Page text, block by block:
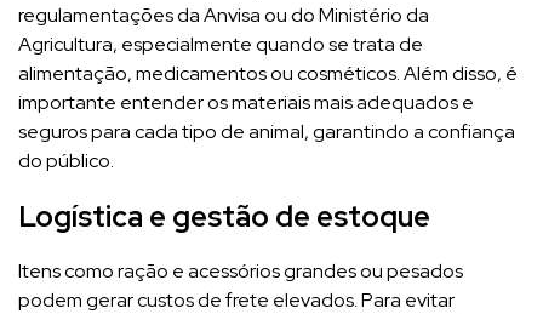
regulamentações da Anvisa ou do Ministério da
Agricultura, especialmente quando se trata de
alimentação, medicamentos ou cosméticos. Além disso, é
importante entender os materiais mais adequados e
seguros para cada tipo de animal, garantindo a confiança
do público.
Logística e gestão de estoque
Itens como ração e acessórios grandes ou pesados
podem gerar custos de frete elevados. Para evitar